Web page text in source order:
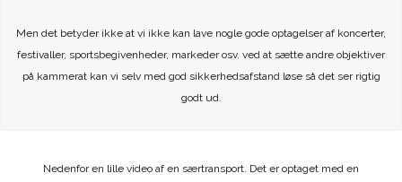
Men det betyder ikke at vi ikke kan lave nogle gode optagelser af koncerter,
festivaller, sportsbegivenheder, markeder osv. ved at sætte andre objektiver
på kammerat kan vi selv med god sikkerhedsafstand løse så det ser rigtig
godt ud.
Nedenfor en lille video af en særtransport. Det er optaget med en